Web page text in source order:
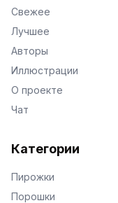
Свежее
Лучшее
Авторы
Иллюстрации
О проекте
Чат
Категории
Пирожки
Порошки